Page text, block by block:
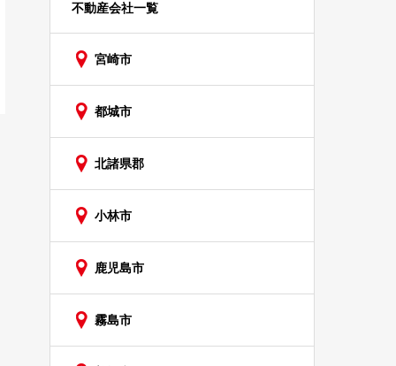
不動産会社一覧
宮崎市
都城市
北諸県郡
小林市
鹿児島市
霧島市